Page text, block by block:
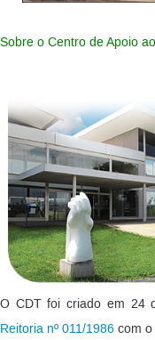
Sobre o Centro de Apoio
O CDT foi criado em 24
Reitoria nº 011/1986 com